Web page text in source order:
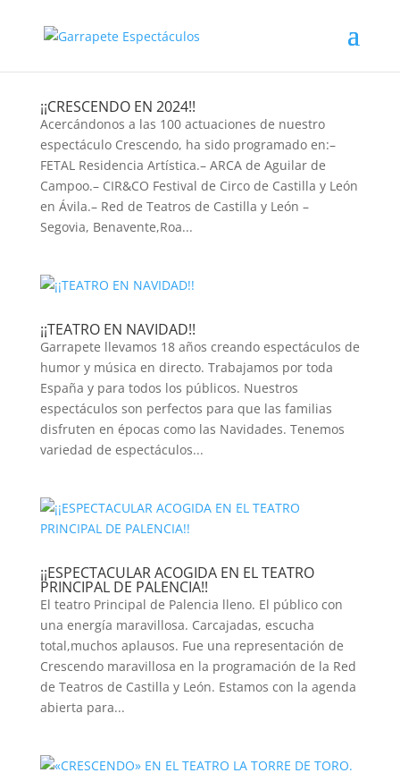
¡¡CRESCENDO EN 2024!!
Acercándonos a las 100 actuaciones de nuestro
espectáculo Crescendo, ha sido programado en:–
FETAL Residencia Artística.– ARCA de Aguilar de
Campoo.– CIR&CO Festival de Circo de Castilla y León
en Ávila.– Red de Teatros de Castilla y León –
Segovia, Benavente,Roa...
¡¡TEATRO EN NAVIDAD!!
Garrapete llevamos 18 años creando espectáculos de
humor y música en directo. Trabajamos por toda
España y para todos los públicos. Nuestros
espectáculos son perfectos para que las familias
disfruten en épocas como las Navidades. Tenemos
variedad de espectáculos...
¡¡ESPECTACULAR ACOGIDA EN EL TEATRO
PRINCIPAL DE PALENCIA!!
El teatro Principal de Palencia lleno. El público con
una energía maravillosa. Carcajadas, escucha
total,muchos aplausos. Fue una representación de
Crescendo maravillosa en la programación de la Red
de Teatros de Castilla y León. Estamos con la agenda
abierta para...